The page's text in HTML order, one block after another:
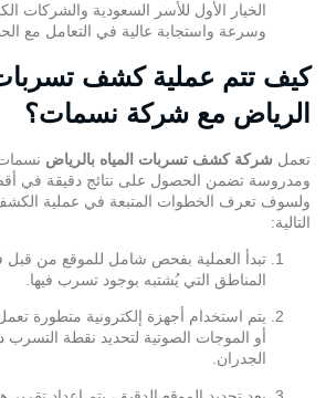
الخيار الأول للأسر السعودية والشركات
وسرعة واستجابة عالية في التعامل مع
كيف تتم عملية كشف
الرياض مع شركة نسمات؟
تعمل شركة كشف تسربات المياه بالرياض
ومدروسة تضمن الحصول على نتائج دقيقة في
ولسوف تعرف الخطوات المتبعة في عملية
التالية:
تبدأ العملية بفحص شامل للموقع من
المناطق التي يُشتبه بوجود تسرب فيها.
يتم استخدام أجهزة إلكترونية متطورة
أو الموجات الصوتية لتحديد نقطة التسرب
الجدران.